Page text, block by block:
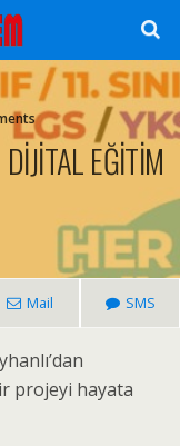
EĞİTİM
Mail SMS
projeyi hayata